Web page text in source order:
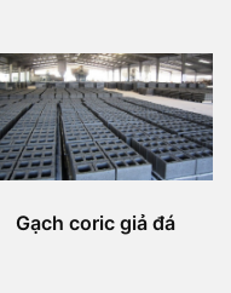
Gạch coric giả đá